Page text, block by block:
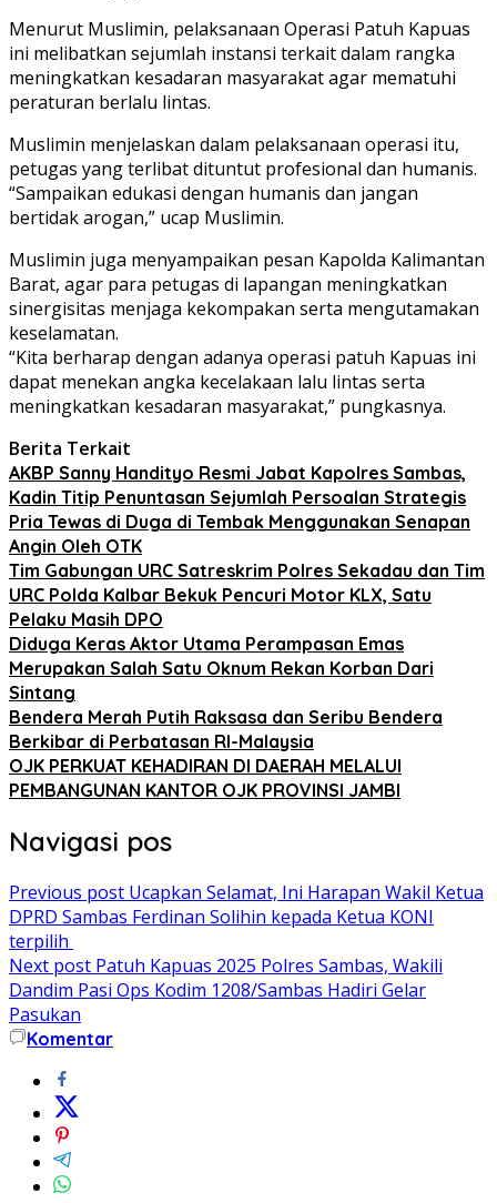
Menurut Muslimin, pelaksanaan Operasi Patuh Kapuas
ini melibatkan sejumlah instansi terkait dalam rangka
meningkatkan kesadaran masyarakat agar mematuhi
peraturan berlalu lintas.
Muslimin menjelaskan dalam pelaksanaan operasi itu,
petugas yang terlibat dituntut profesional dan humanis.
“Sampaikan edukasi dengan humanis dan jangan
bertidak arogan,” ucap Muslimin.
Muslimin juga menyampaikan pesan Kapolda Kalimantan
Barat, agar para petugas di lapangan meningkatkan
sinergisitas menjaga kekompakan serta mengutamakan
keselamatan.
“Kita berharap dengan adanya operasi patuh Kapuas ini
dapat menekan angka kecelakaan lalu lintas serta
meningkatkan kesadaran masyarakat,” pungkasnya.
Berita Terkait
AKBP Sanny Handityo Resmi Jabat Kapolres Sambas,
Kadin Titip Penuntasan Sejumlah Persoalan Strategis
Pria Tewas di Duga di Tembak Menggunakan Senapan
Angin Oleh OTK
Tim Gabungan URC Satreskrim Polres Sekadau dan Tim
URC Polda Kalbar Bekuk Pencuri Motor KLX, Satu
Pelaku Masih DPO
Diduga Keras Aktor Utama Perampasan Emas
Merupakan Salah Satu Oknum Rekan Korban Dari
Sintang
Bendera Merah Putih Raksasa dan Seribu Bendera
Berkibar di Perbatasan RI-Malaysia
OJK PERKUAT KEHADIRAN DI DAERAH MELALUI
PEMBANGUNAN KANTOR OJK PROVINSI JAMBI
Navigasi pos
Previous post Ucapkan Selamat, Ini Harapan Wakil Ketua
DPRD Sambas Ferdinan Solihin kepada Ketua KONI
terpilih
Next post Patuh Kapuas 2025 Polres Sambas, Wakili
Dandim Pasi Ops Kodim 1208/Sambas Hadiri Gelar
Pasukan
Komentar